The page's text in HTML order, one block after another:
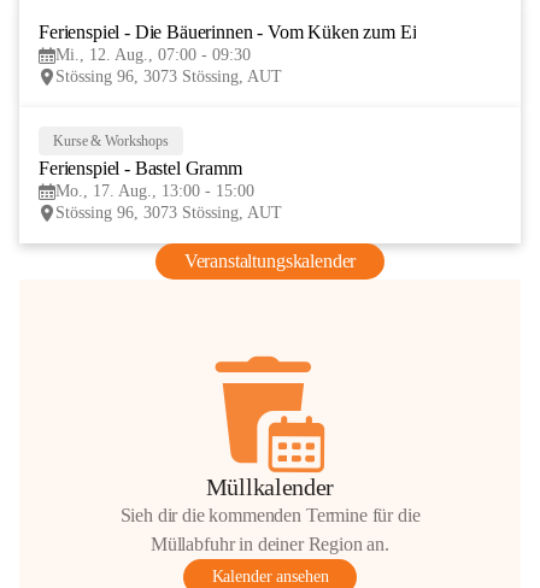
Ferienspiel - Die Bäuerinnen - Vom Küken zum Ei
Mi., 12. Aug., 07:00 - 09:30
Stössing 96, 3073 Stössing, AUT
Kurse & Workshops
Ferienspiel - Bastel Gramm
Mo., 17. Aug., 13:00 - 15:00
Stössing 96, 3073 Stössing, AUT
Veranstaltungskalender
Müllkalender
Sieh dir die kommenden Termine für die
Müllabfuhr in deiner Region an.
Kalender ansehen